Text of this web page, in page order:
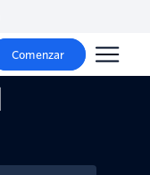
Comenzar